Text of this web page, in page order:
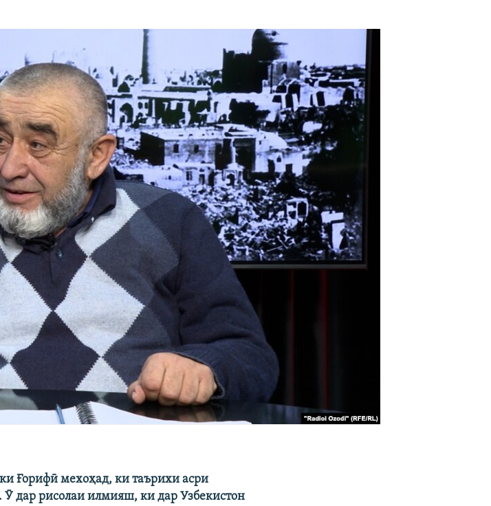
Ғорифӣ мехоҳад, ки таърихи асри
Ӯ дар рисолаи илмияш, ки дар Узбекистон